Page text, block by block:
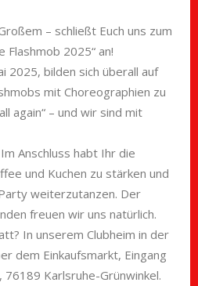
– schließt Euch uns zum
Flashmob 2025“ an!
2025, bilden sich überall auf
mit Choreographien zu
again“ – und wir sind mit
Anschluss habt Ihr die
und Kuchen zu stärken und
weiterzutanzen. Der
freuen wir uns natürlich.
In unserem Clubheim in der
dem Einkaufsmarkt, Eingang
Karlsruhe-Grünwinkel.